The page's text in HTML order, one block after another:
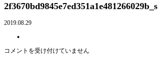
2f3670bd9845e7ed351a1e481266029b_s
2019.08.29
2f3670bd9845e7ed351a1e481266029b_s
コメントを受け付けていません